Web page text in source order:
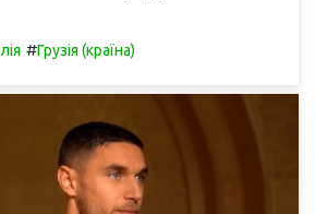
#Грузія (країна)